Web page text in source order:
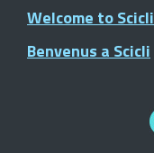
Welcome to Scicli
Benvenus a Scicli